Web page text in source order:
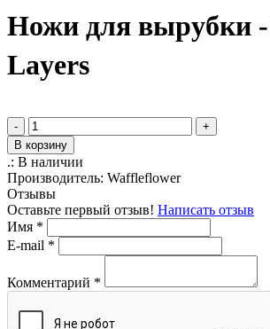
Ножи для вырубки -
Layers
-
+
В корзину
.: В наличии
Производитель: Waffleflower
Отзывы
Оставьте первый отзыв! Написать отзыв
Имя *
E-mail *
Комментарий *